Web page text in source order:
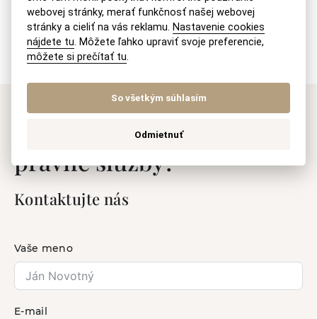
Ako zistiť vek stavby?
Máte záujem o naše
právne služby?
Kontaktujte nás
Vaše meno
E-mail
webovej stránky, merať funkčnosť našej webovej
stránky a cieliť na vás reklamu. Nastavenie cookies
nájdete tu. Môžete ľahko upraviť svoje preferencie,
môžete si prečítať tu.
So všetkým súhlasím
Odmietnuť